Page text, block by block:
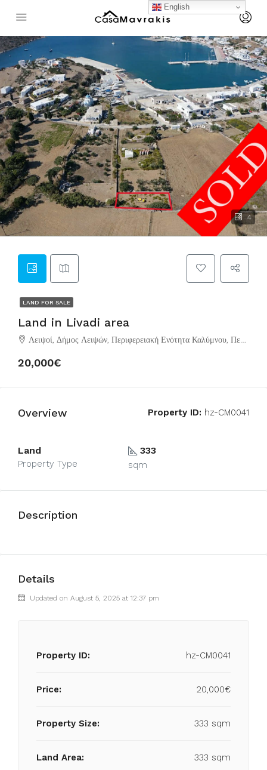
4
LAND FOR SALE
Land in Livadi area
Λειψοί, Δήμος Λειψών, Περιφερειακή Ενότητα Καλύμνου, Περιφέρεια Νοτίου Αιγαίου, Αποκεντρωμένη Διοίκηση Αιγαίου, 850 01, Ελλάδα
20,000€
Overview Property ID: hz-CM0041
Land
Property Type
333
sqm
Description
Details
Updated on August 5, 2025 at 12:37 pm
Property ID: hz-CM0041
Price: 20,000€
Property Size: 333 sqm
Land Area: 333 sqm
English